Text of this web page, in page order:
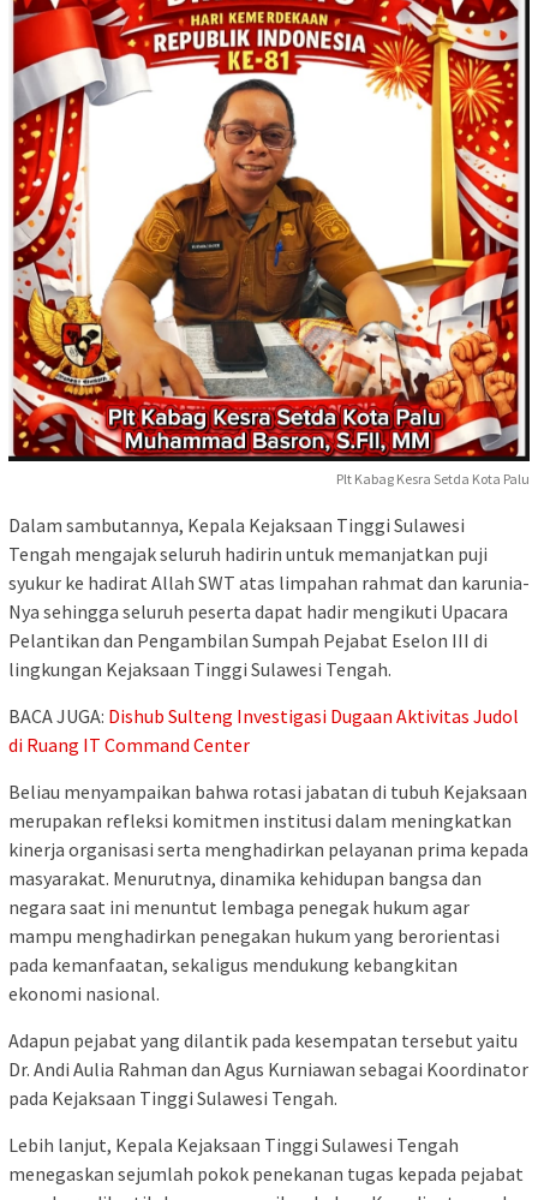
Plt Kabag Kesra Setda Kota Palu
Dalam sambutannya, Kepala Kejaksaan Tinggi Sulawesi
Tengah mengajak seluruh hadirin untuk memanjatkan puji
syukur ke hadirat Allah SWT atas limpahan rahmat dan karunia-
Nya sehingga seluruh peserta dapat hadir mengikuti Upacara
Pelantikan dan Pengambilan Sumpah Pejabat Eselon III di
lingkungan Kejaksaan Tinggi Sulawesi Tengah.
BACA JUGA: Dishub Sulteng Investigasi Dugaan Aktivitas Judol
di Ruang IT Command Center
Beliau menyampaikan bahwa rotasi jabatan di tubuh Kejaksaan
merupakan refleksi komitmen institusi dalam meningkatkan
kinerja organisasi serta menghadirkan pelayanan prima kepada
masyarakat. Menurutnya, dinamika kehidupan bangsa dan
negara saat ini menuntut lembaga penegak hukum agar
mampu menghadirkan penegakan hukum yang berorientasi
pada kemanfaatan, sekaligus mendukung kebangkitan
ekonomi nasional.
Adapun pejabat yang dilantik pada kesempatan tersebut yaitu
Dr. Andi Aulia Rahman dan Agus Kurniawan sebagai Koordinator
pada Kejaksaan Tinggi Sulawesi Tengah.
Lebih lanjut, Kepala Kejaksaan Tinggi Sulawesi Tengah
menegaskan sejumlah pokok penekanan tugas kepada pejabat